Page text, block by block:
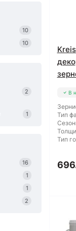
10
10
2
1
16
1
1
2
В
Тип
Тип